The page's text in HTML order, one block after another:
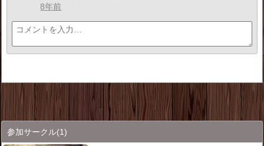
8年前
参加サークル(1)